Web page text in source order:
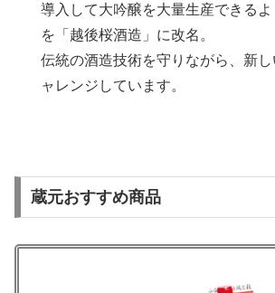
導入して大吟醸を大量生産できる
を「越後桜酒造」に改名。
伝統の酒造技術を守りながら、新
ャレンジしています。
蔵元おすすめ商品